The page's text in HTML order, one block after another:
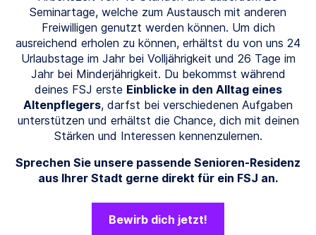
Seminartage, welche zum Austausch mit anderen
Freiwilligen genutzt werden können. Um dich
ausreichend erholen zu können, erhältst du von uns 24
Urlaubstage im Jahr bei Volljährigkeit und 26 Tage im
Jahr bei Minderjährigkeit. Du bekommst während
deines FSJ erste Einblicke in den Alltag eines
Altenpflegers, darfst bei verschiedenen Aufgaben
unterstützen und erhältst die Chance, dich mit deinen
Stärken und Interessen kennenzulernen.
Sprechen Sie unsere passende Senioren-Residenz
aus Ihrer Stadt gerne direkt für ein FSJ an.
Bewirb dich jetzt!